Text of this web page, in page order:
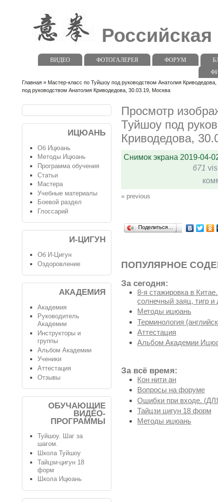
ВИДЕО ФОТОГАЛЕРЕЯ ФОРУМ
Главная » Мастер-класс по Туйшоу под руководством Анатолия
под руководством Анатолия Криводедова, 30.03.19, Москва
Просмотр
Туйшоу под
Криводедова,
Снимок экрана 2019-04-
671
« previous
Поделиться…
ПОПУЛЯРНОЕ
За сегодня:
8-я стажировка в
солнечный заяц, тигр и
Методы ицюань
Терминология
Аттестация
Альбом Академии
За всё время:
Кон нити ан
Вопросы на форуме
Ошибки при входе.
Тайцзи цигун 18 форм
Методы ицюань
ИЦЮАНЬ
Об Ицюань
Методы Ицюань
Программа обучения
Статьи
Мастера
Учебные материалы
Боевой раздел
Глоссарий
И-ЦИГУН
Об И-Цигун
Оздоровление
АКАДЕМИЯ
Академия
Руководитель
Академии
Инструкторы и
группы
Альбом Академии
Ученики
Аттестация
Отзывы
ОБУЧАЮЩИЕ
ВИДЕО-
ПРОГРАММЫ
Туйшоу. Шаг за
шагом.
Школа Туйшоу
Тайцзи-цигун 18
форм
Школа Ицюань